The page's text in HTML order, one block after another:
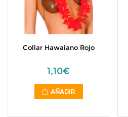
Collar Hawaiano Rojo
1,10€
AÑADIR